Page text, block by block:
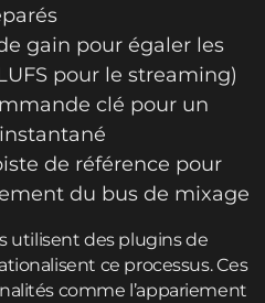
gain pour égaler les
pour le streaming)
clé pour un
de référence pour
du bus de mixage
utilisent des plugins de
ce processus. Ces
comme l’appariement